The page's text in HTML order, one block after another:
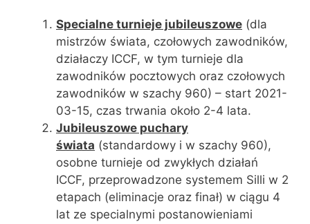
Specialne turnieje jubileuszowe (dla
mistrzów świata, czołowych zawodników,
działaczy ICCF, w tym turnieje dla
zawodników pocztowych oraz czołowych
zawodników w szachy 960) – start 2021-
03-15, czas trwania około 2-4 lata.
Jubileuszowe puchary
świata (standardowy i w szachy 960),
osobne turnieje od zwykłych działań
ICCF, przeprowadzone systemem Silli w 2
etapach (eliminacje oraz finał) w ciągu 4
lat ze specialnymi postanowieniami